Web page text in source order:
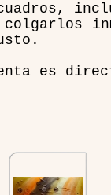
colgarlos
es